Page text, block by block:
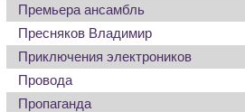
Премьера ансамбль
Пресняков Владимир
Приключения электроников
Провода
Пропаганда